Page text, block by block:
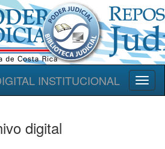
INSTITUCIONAL
digital